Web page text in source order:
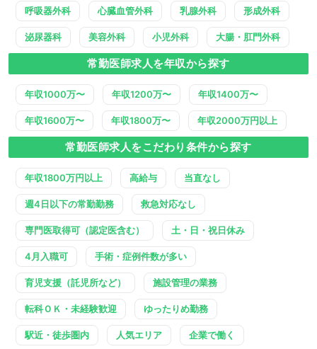
呼吸器外科 心臓血管外科 乳腺外科 形成外科
泌尿器科 美容外科 小児外科 大腸・肛門外科
常勤医師求人を年収から探す
年収1000万〜 年収1200万〜 年収1400万〜
年収1600万〜 年収1800万〜 年収2000万円以上
常勤医師求人をこだわり条件から探す
年収1800万円以上 高給与 当直なし
週4日以下の常勤勤務 救急対応なし
専門医取得可（認定医含む） 土・日・祝日休み
4月入職可 手術・症例件数が多い
育児支援（託児所など） 施設管理の業務
転科ＯＫ・未経験歓迎 ゆったりめ勤務
駅近・徒歩圏内 人気エリア 企業で働く